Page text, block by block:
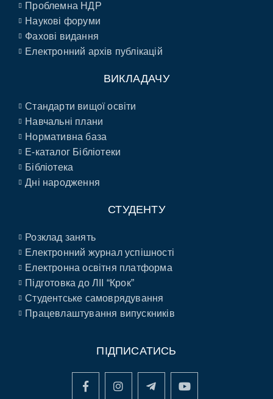
Проблемна НДР
Наукові форуми
Фахові видання
Електронний архів публікацій
ВИКЛАДАЧУ
Стандарти вищої освіти
Навчальні плани
Нормативна база
E-каталог Бібліотеки
Бібліотека
Дні народження
СТУДЕНТУ
Розклад занять
Електронний журнал успішності
Електронна освітня платформа
Підготовка до ЛІІ “Крок”
Студентське самоврядування
Працевлаштування випускників
ПІДПИСАТИСЬ